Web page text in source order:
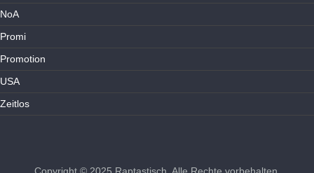
NoA
Promi
Promotion
USA
Zeitlos